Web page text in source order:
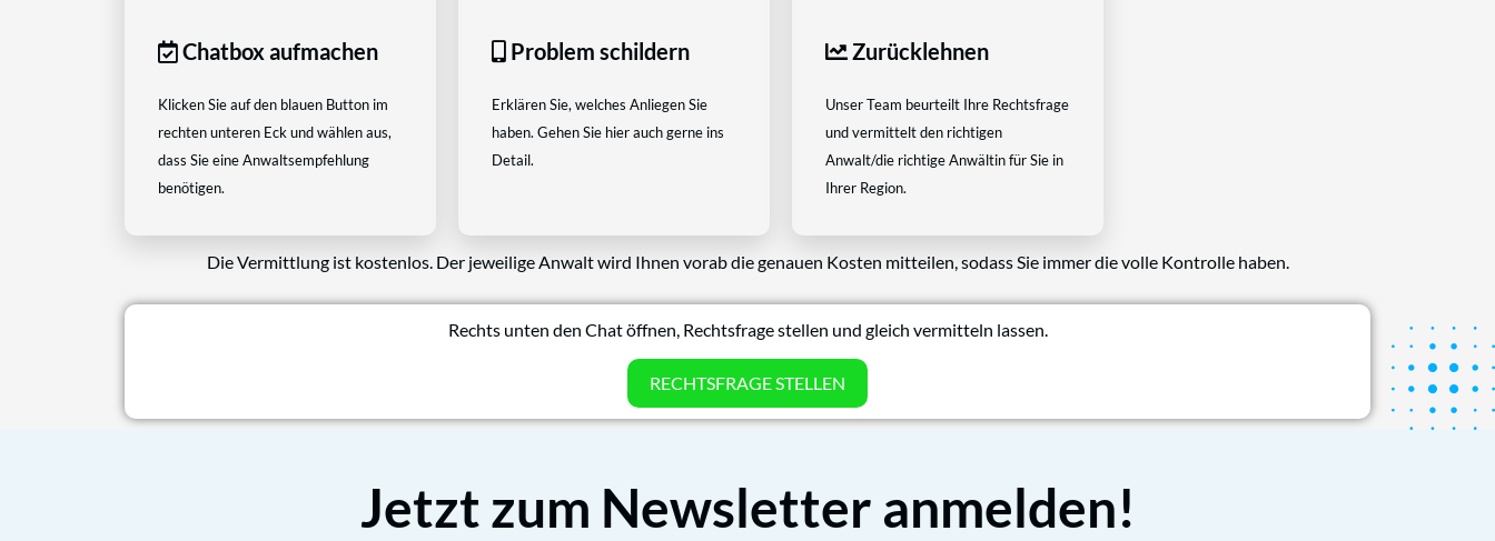
Chatbox aufmachen
Klicken Sie auf den blauen Button im
rechten unteren Eck und wählen aus,
dass Sie eine Anwaltsempfehlung
benötigen.
Problem schildern
Erklären Sie, welches Anliegen Sie
haben. Gehen Sie hier auch gerne ins
Detail.
Zurücklehnen
Unser Team beurteilt Ihre Rechtsfrage
und vermittelt den richtigen
Anwalt/die richtige Anwältin für Sie in
Ihrer Region.
Die Vermittlung ist kostenlos. Der jeweilige Anwalt wird Ihnen vorab die genauen Kosten mitteilen, sodass Sie immer die volle Kontrolle haben.
Rechts unten den Chat öffnen, Rechtsfrage stellen und gleich vermitteln lassen.
RECHTSFRAGE STELLEN
Jetzt zum Newsletter anmelden!